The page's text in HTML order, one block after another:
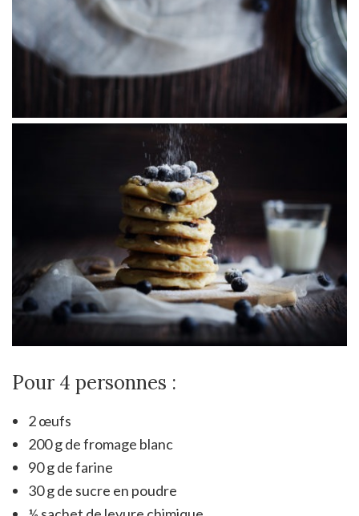
Pour 4 personnes :
2 œufs
200 g de fromage blanc
90 g de farine
30 g de sucre en poudre